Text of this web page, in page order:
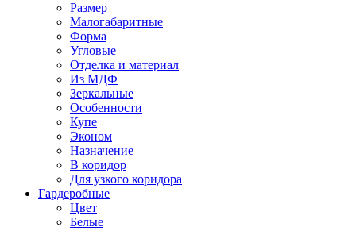
Размер
Малогабаритные
Форма
Угловые
Отделка и материал
Из МДФ
Зеркальные
Особенности
Купе
Эконом
Назначение
В коридор
Для узкого коридора
Гардеробные
Цвет
Белые